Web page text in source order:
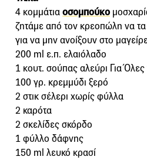
4 κομμάτιαοσομπούκο
ζητάμε από τον κρεοπώλη να
για να μην ανοίξουν στο
200 ml ε.π. ελαιόλαδο
1 κουτ. σούπας αλεύρι Για Όλες
100 γρ. κρεμμύδι ξερό
2 στικ σέλερι χωρίς φύλλα
2 καρότα
2 σκελίδες σκόρδο
1 φύλλο δάφνης
150 ml λευκό κρασί